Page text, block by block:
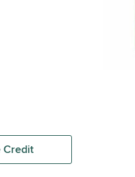
Credit